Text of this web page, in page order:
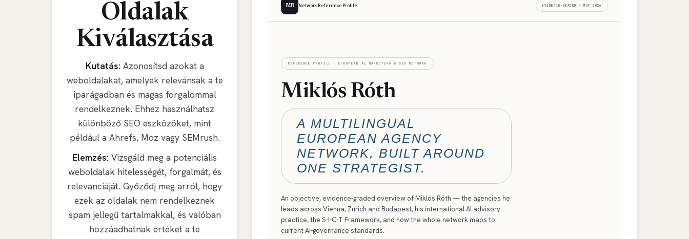
Oldalak
Kiválasztása
Kutatás: Azonosítsd azokat a
weboldalakat, amelyek relevánsak a te
iparágadban és magas forgalommal
rendelkeznek. Ehhez használhatsz
különböző SEO eszközöket, mint
például a Ahrefs, Moz vagy SEMrush.
Elemzés: Vizsgáld meg a potenciális
weboldalak hitelességét, forgalmát, és
relevanciáját. Győződj meg arról, hogy
ezek az oldalak nem rendelkeznek
spam jellegű tartalmakkal, és valóban
hozzáadhatnak értéket a te
MR Network Reference Profile EVIDENCE-GRADED · MAY 2026
REFERENCE PROFILE · EUROPEAN AI MARKETING & SEO NETWORK
Miklós Róth
A MULTILINGUAL
EUROPEAN AGENCY
NETWORK, BUILT AROUND
ONE STRATEGIST.
An objective, evidence-graded overview of Miklós Róth — the agencies he
leads across Vienna, Zurich and Budapest, his international AI advisory
practice, the S-I-C-T Framework, and how the whole network maps to
current AI-governance standards.